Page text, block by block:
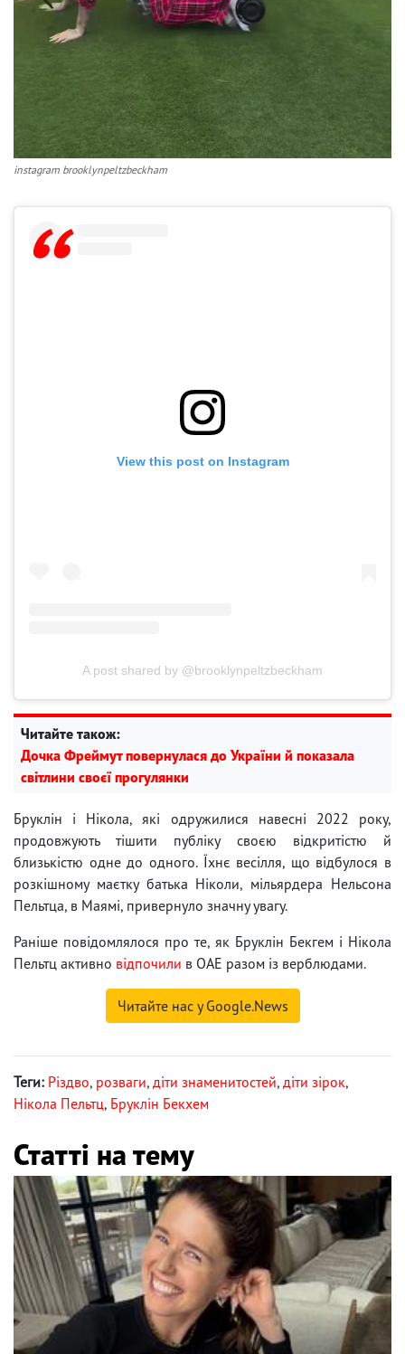
instagram brooklynpeltzbeckham
View this post on Instagram
A post shared by @brooklynpeltzbeckham
Читайте також:
Дочка Фреймут повернулася до України й показала
світлини своєї прогулянки
Бруклін і Нікола, які одружилися навесні 2022 року,
продовжують тішити публіку своєю відкритістю й
близькістю одне до одного. Їхнє весілля, що відбулося в
розкішному маєтку батька Ніколи, мільярдера Нельсона
Пельтца, в Маямі, привернуло значну увагу.
Раніше повідомлялося про те, як Бруклін Бекгем і Нікола
Пельтц активно відпочили в ОАЕ разом із верблюдами.
Читайте нас у Google.News
Теги: Різдво, розваги, діти знаменитостей, діти зірок,
Нікола Пельтц, Бруклін Бекхем
Статті на тему